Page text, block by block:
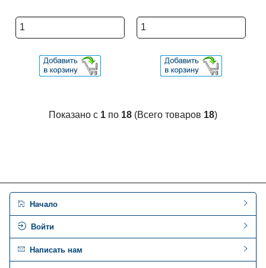
Показано с 1 по 18 (Всего товаров 18)
Начало
Войти
Написать нам